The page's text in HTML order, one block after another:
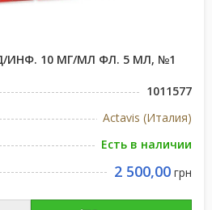
ИНФ. 10 МГ/МЛ ФЛ. 5 МЛ, №1
1011577
Actavis (Италия)
Есть в наличии
2 500,00 грн